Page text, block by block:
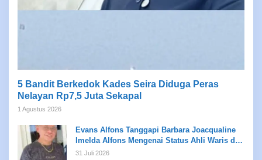
5 Bandit Berkedok Kades Seira Diduga Peras
Nelayan Rp7,5 Juta Sekapal
1 Agustus 2026
Evans Alfons Tanggapi Barbara Joacqualine
Imelda Alfons Mengenai Status Ahli Waris dan
Putusan Pengadilan
31 Juli 2026